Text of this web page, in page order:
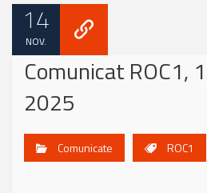
14
NOV.
Comunicat ROC1,
2025
Comunicate ROC1